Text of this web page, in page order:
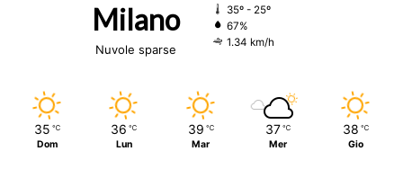
Milano
Nuvole sparse
35º - 25º
67%
1.34 km/h
35 ℃
Dom
36 ℃
Lun
39 ℃
Mar
37 ℃
Mer
38 ℃
Gio